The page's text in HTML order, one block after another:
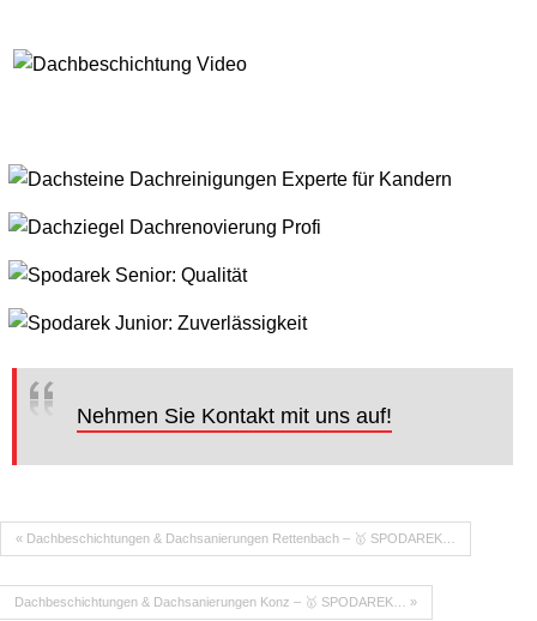
Nehmen Sie Kontakt mit uns auf!
« Dachbeschichtungen & Dachsanierungen Rettenbach – 🥇 SPODAREK…
Dachbeschichtungen & Dachsanierungen Konz – 🥇 SPODAREK… »